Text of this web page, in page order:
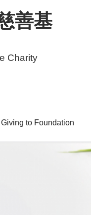
善基
Charity
Giving to Foundation